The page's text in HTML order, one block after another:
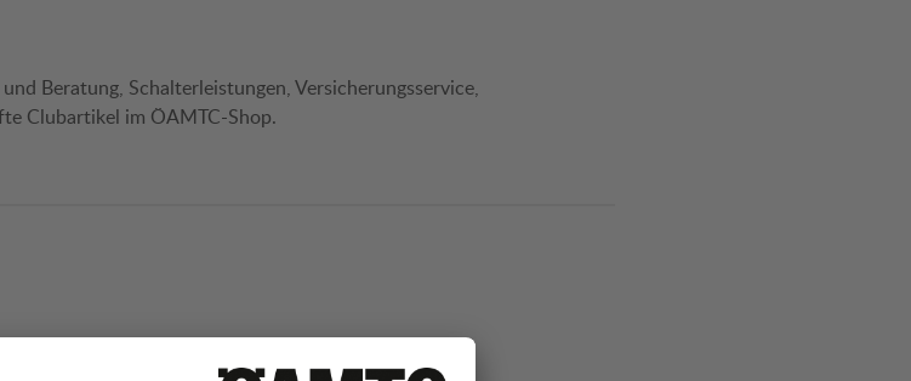
Beratung, Schalterleistungen, Versicherungsservice,
Clubartikel im ÖAMTC-Shop.
prüfen Ihr Fahrzeug mit modernsten